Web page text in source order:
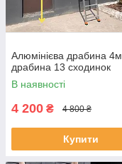
Алюмінієва драбина 4м,
драбина 13 сходинок
В наявності
4 200 ₴ 4 800 ₴
Купити